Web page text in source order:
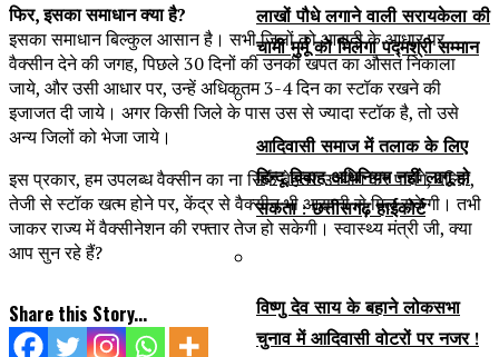
लाखों पौधे लगाने वाली सरायकेला की
चामी मुर्मू को मिलेगा पद्मश्री सम्मान
आदिवासी समाज में तलाक के लिए
हिन्दू विवाह अधिनियम नहीं लागू हो
सकता : छत्तीसगढ़ हाईकोर्ट
विष्णु देव साय के बहाने लोकसभा
चुनाव में आदिवासी वोटरों पर नजर !
फिर, इसका समाधान क्या है?
इसका समाधान बिल्कुल आसान है। सभी जिलों को आबादी के आधार पर
वैक्सीन देने की जगह, पिछले 30 दिनों की उनकी खपत का औसत निकाला
जाये, और उसी आधार पर, उन्हें अधिकतम 3-4 दिन का स्टॉक रखने की
इजाजत दी जाये। अगर किसी जिले के पास उस से ज्यादा स्टॉक है, तो उसे
अन्य जिलों को भेजा जाये।
इस प्रकार, हम उपलब्ध वैक्सीन का ना सिर्फ बेहतर उपयोग कर पायेंगे, बल्कि,
तेजी से स्टॉक खत्म होने पर, केंद्र से वैक्सीन भी आसानी से मिल सकेगी। तभी
जाकर राज्य में वैक्सीनेशन की रफ्तार तेज हो सकेगी। स्वास्थ्य मंत्री जी, क्या
आप सुन रहे हैं?
Share this Story...